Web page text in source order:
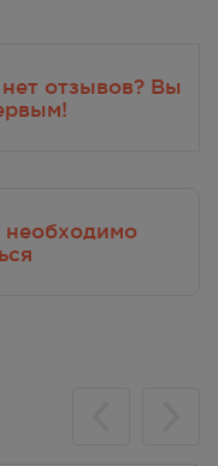
необходимо
отзывов? Вы